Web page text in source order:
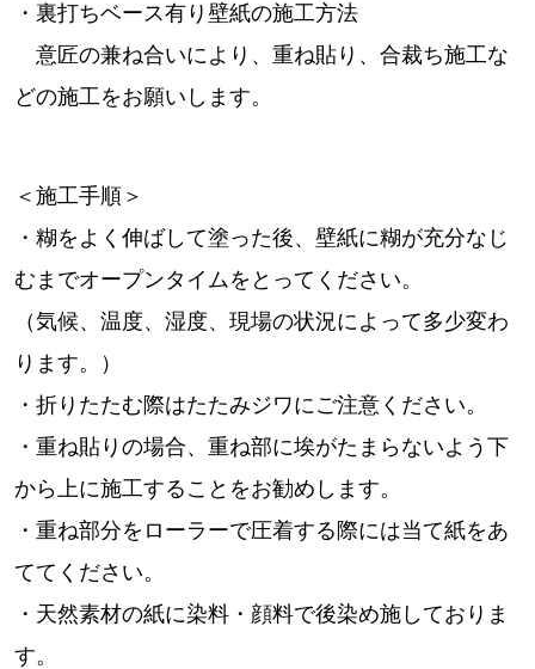
・裏打ちベース有り壁紙の施工方法
意匠の兼ね合いにより、重ね貼り、合裁ち施工な
どの施工をお願いします。
＜施工手順＞
・糊をよく伸ばして塗った後、壁紙に糊が充分なじ
むまでオープンタイムをとってください。
（気候、温度、湿度、現場の状況によって多少変わ
ります。）
・折りたたむ際はたたみジワにご注意ください。
・重ね貼りの場合、重ね部に埃がたまらないよう下
から上に施工することをお勧めします。
・重ね部分をローラーで圧着する際には当て紙をあ
ててください。
・天然素材の紙に染料・顔料で後染め施しておりま
す。